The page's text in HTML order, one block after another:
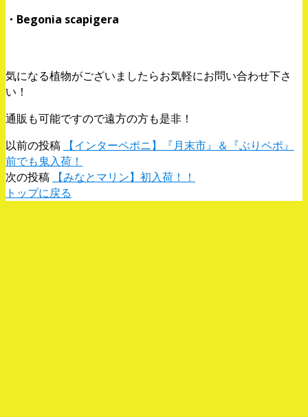
・Begonia scapigera
気になる植物がございましたらお気軽にお問い合わせ下さ
い！
通販も可能ですので遠方の方も是非！
以前の投稿
【インターペポニ】『月末市』＆『ぶりペポ』
前でも鬼入荷！
次の投稿
【みなとマリン】初入荷！！
トップに戻る